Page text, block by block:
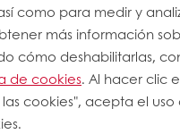
como para medir y
más información
cómo deshabilitarlas,
de cookies. Al hacer clic
cookies", acepta el uso